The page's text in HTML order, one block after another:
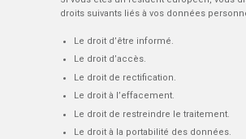
droits suivants liés à vos données
Le droit d’être informé.
Le droit d’accès.
Le droit de rectification.
Le droit à l’effacement.
Le droit de restreindre le traitement.
Le droit à la portabilité des données.